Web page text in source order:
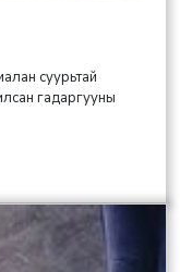
суурьтай
гадаргууны